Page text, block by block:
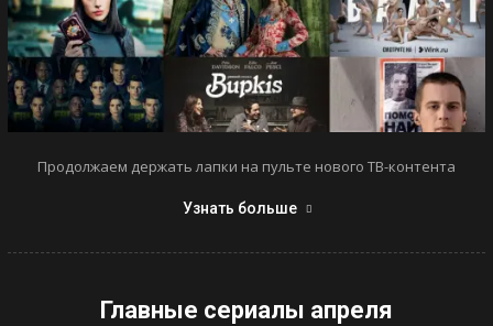
Продолжаем держать лапки на пульте нового ТВ-контента
Узнать больше
Главные сериалы апреля